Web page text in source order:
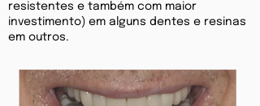
resistentes e também com maior
investimento) em alguns dentes e resinas
em outros.